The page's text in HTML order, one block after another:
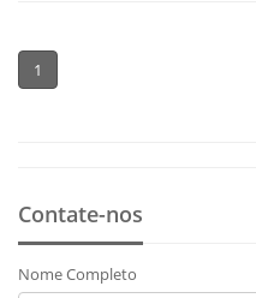
1
Contate-nos
Nome Completo